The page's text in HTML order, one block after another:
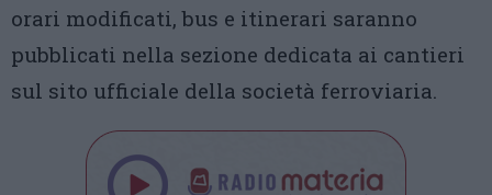
orari modificati, bus e itinerari saranno
pubblicati nella sezione dedicata ai cantieri
sul sito ufficiale della società ferroviaria.